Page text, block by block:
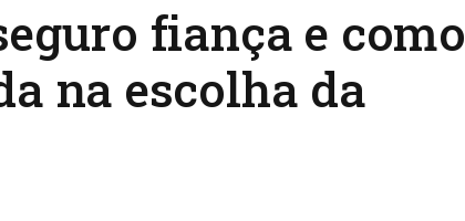
fiança e como
na escolha da